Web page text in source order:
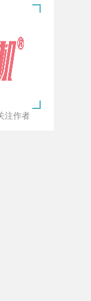
注作者